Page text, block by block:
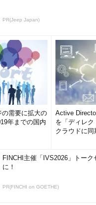
PR(Jeep Japan)
の需要に拡大の
年までの国内
Active
を「ディレ
クラウドに同
FINCHI主催「IVS2026」トーク
に！
PR(FINCHI on GOETHE)